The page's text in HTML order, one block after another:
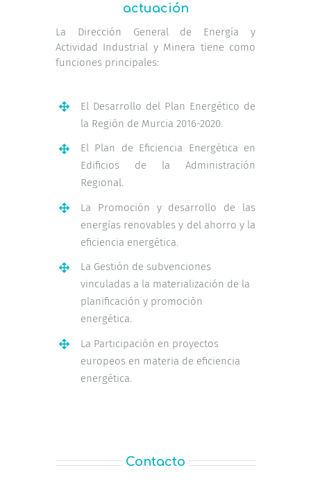
actuación
La Dirección General de Energía y
Actividad Industrial y Minera tiene como
funciones principales:
El Desarrollo del Plan Energético de
la Región de Murcia 2016-2020.
El Plan de Eficiencia Energética en
Edificios de la Administración
Regional.
La Promoción y desarrollo de las
energías renovables y del ahorro y la
eficiencia energética.
La Gestión de subvenciones
vinculadas a la materialización de la
planificación y promoción
energética.
La Participación en proyectos
europeos en materia de eficiencia
energética.
Contacto